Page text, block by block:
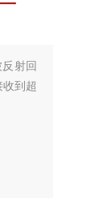
射回
到超